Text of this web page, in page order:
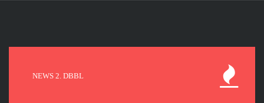
NEWS 2. DBBL